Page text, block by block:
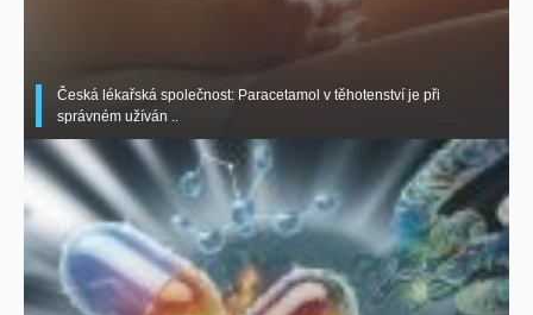
Česká lékařská společnost: Paracetamol v těhotenství je při
správném užíván ..